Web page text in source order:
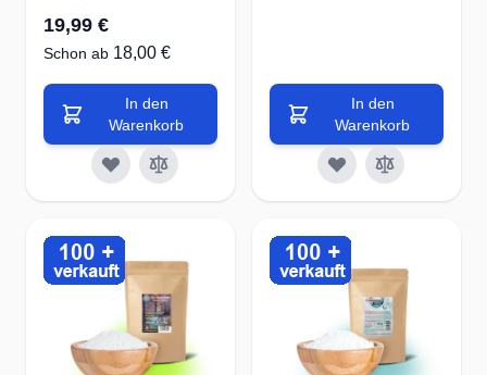
19,99 €
Schon ab 18,00 €
In den
Warenkorb
In den
Warenkorb